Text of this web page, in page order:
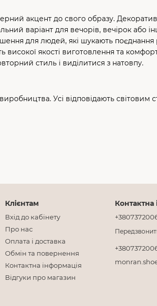
акцент до свого образу.
варіант для вечорів, вечірок або
для людей, які шукають поєднання
якості виготовлення та
стиль і виділитися з натовпу.
Усі відповідають світовим
Клієнтам
Вхід до кабінету
Про нас
Оплата і доставка
Обмін та повернення
Контактна інформація
Відгуки про магазин
Контактна